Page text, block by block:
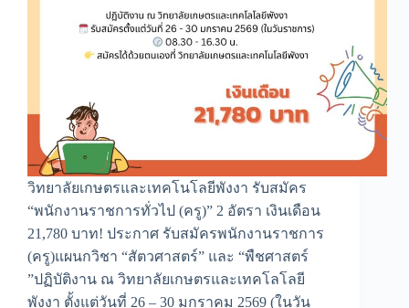
วิทยาลัยเกษตรและเทคโนโลยีพังงา รับสมัคร
“พนักงานราชการทั่วไป (ครู)” 2 อัตรา เงินเดือน
21,780 บาท! ประกาศ รับสมัครพนักงานราชการ
(ครู)แผนกวิชา “สัตวศาสตร์” และ “พืชศาสตร์
”ปฏิบัติงาน ณ วิทยาลัยเกษตรและเทคโลโลยี
พังงา ตั้งแต่วันที่ 26 – 30 มกราคม 2569 (ในวัน